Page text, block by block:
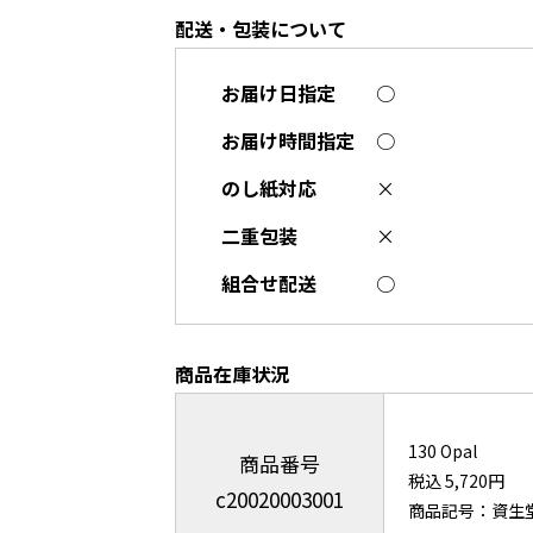
配送・包装について
お届け日指定
○
お届け時間指定
○
のし紙対応
×
二重包装
×
組合せ配送
○
商品在庫状況
商品番号
c20020003001
130 Opal
税込 5,720円
商品記号：資生